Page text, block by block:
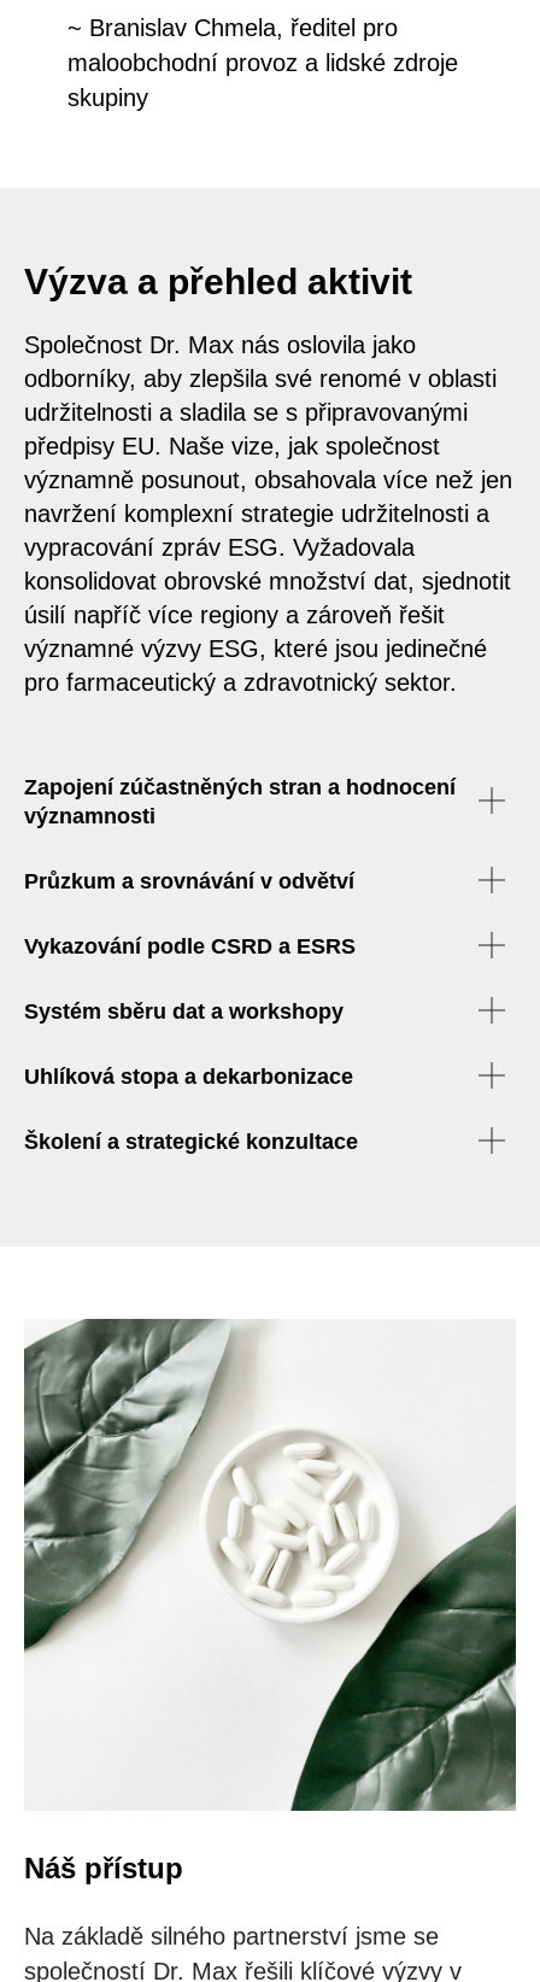
~ Branislav Chmela, ředitel pro
maloobchodní provoz a lidské zdroje
skupiny
Výzva a přehled aktivit
Společnost Dr. Max nás oslovila jako
odborníky, aby zlepšila své renomé v oblasti
udržitelnosti a sladila se s připravovanými
předpisy EU. Naše vize, jak společnost
významně posunout, obsahovala více než jen
navržení komplexní strategie udržitelnosti a
vypracování zpráv ESG. Vyžadovala
konsolidovat obrovské množství dat, sjednotit
úsilí napříč více regiony a zároveň řešit
významné výzvy ESG, které jsou jedinečné
pro farmaceutický a zdravotnický sektor.
Zapojení zúčastněných stran a hodnocení
významnosti
Průzkum a srovnávání v odvětví
Vykazování podle CSRD a ESRS
Systém sběru dat a workshopy
Uhlíková stopa a dekarbonizace
Školení a strategické konzultace
Náš přístup
Na základě silného partnerství jsme se
společností Dr. Max řešili klíčové výzvy v